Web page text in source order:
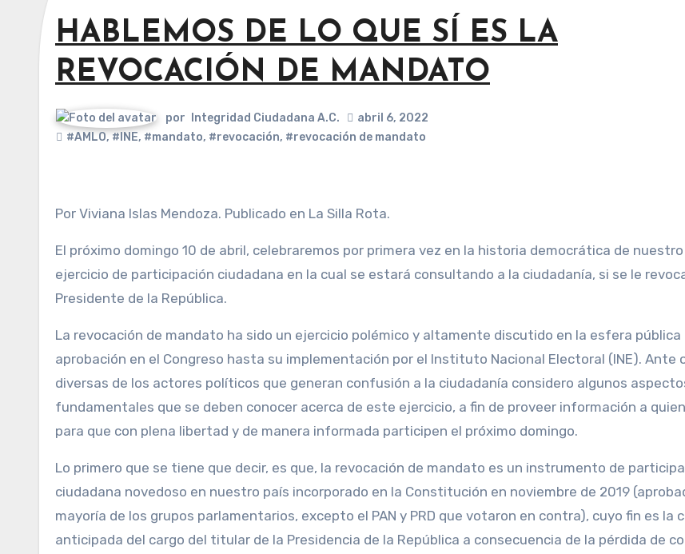
HABLEMOS DE LO QUE SÍ ES LA
REVOCACIÓN DE MANDATO
por Integridad Ciudadana A.C.
abril 6, 2022
#AMLO, #INE, #mandato, #revocación, #revocación de mandato
Por Viviana Islas Mendoza. Publicado en La Silla Rota.
El próximo domingo 10 de abril, celebraremos por primera vez en la historia democrática de nuestro
ejercicio de participación ciudadana en la cual se estará consultando a la ciudadanía, si se le
Presidente de la República.
La revocación de mandato ha sido un ejercicio polémico y altamente discutido en la esfera pública
aprobación en el Congreso hasta su implementación por el Instituto Nacional Electoral (INE). Ante
diversas de los actores políticos que generan confusión a la ciudadanía considero algunos
fundamentales que se deben conocer acerca de este ejercicio, a fin de proveer información a
para que con plena libertad y de manera informada participen el próximo domingo.
Lo primero que se tiene que decir, es que, la revocación de mandato es un instrumento de
ciudadana novedoso en nuestro país incorporado en la Constitución en noviembre de 2019
mayoría de los grupos parlamentarios, excepto el PAN y PRD que votaron en contra), cuyo fin es la
anticipada del cargo del titular de la Presidencia de la República a consecuencia de la pérdida de